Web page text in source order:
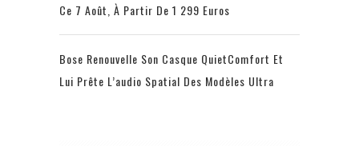
Ce 7 Août, À Partir De 1 299 Euros
Bose Renouvelle Son Casque QuietComfort Et
Lui Prête L’audio Spatial Des Modèles Ultra